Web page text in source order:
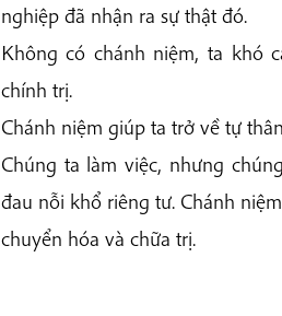
nghiệp đã nhận ra sự thật đó.
Không có chánh niệm, ta khó
chính trị.
Chánh niệm giúp ta trở về tự
Chúng ta làm việc, nhưng
đau nỗi khổ riêng tư. Chánh
chuyển hóa và chữa trị.